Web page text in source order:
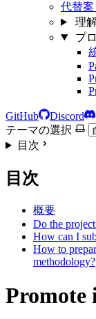
代替案
理
プ
GitHub
Discord
テーマの選択
目次
目次
概要
Do the
How can I
How to
methodology?
Promote